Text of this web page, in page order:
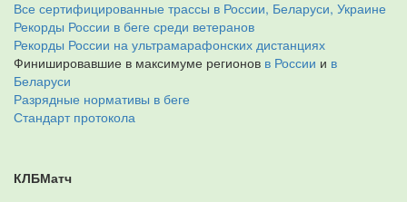
Все сертифицированные трассы в России, Беларуси, Украине
Рекорды России в беге среди ветеранов
Рекорды России на ультрамарафонских дистанциях
Финишировавшие в максимуме регионов в России и в
Беларуси
Разрядные нормативы в беге
Стандарт протокола
КЛБМатч